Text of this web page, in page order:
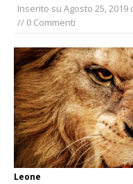
dell’Asl.
La Pro
La
Pro Loco
Il
naturale
Dieci
Inserito su Agosto 25, 2019
// 0 Commenti
Leone